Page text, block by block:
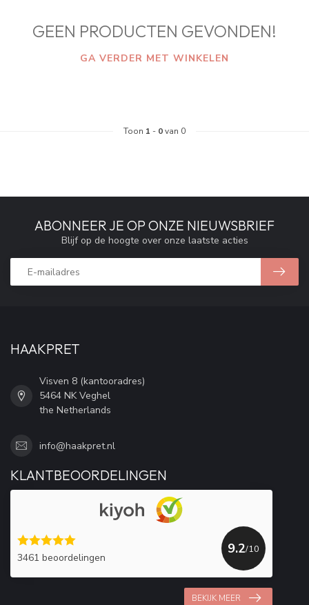
GEEN PRODUCTEN GEVONDEN!
GA VERDER MET WINKELEN
Toon 1 - 0van 0
ABONNEER JE OP ONZE NIEUWSBRIEF
Blijf op de hoogte over onze laatste acties
HAAKPRET
Visven 8 (kantooradres)
5464 NK Veghel
the Netherlands
info@haakpret.nl
KLANTBEOORDELINGEN
3461 beoordelingen
9.2/10
BEKIJK MEER